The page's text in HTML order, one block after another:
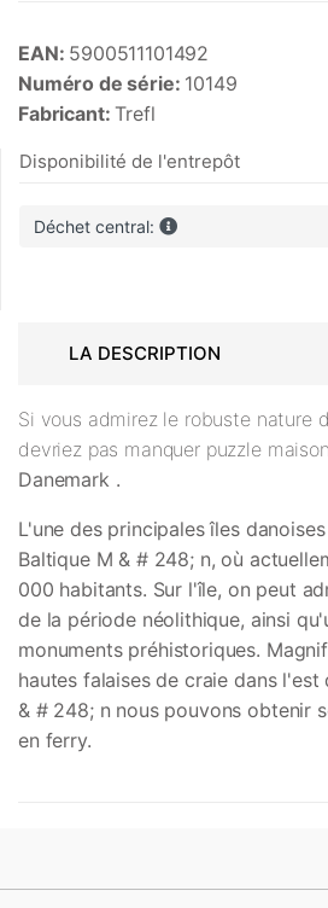
EAN: 5900511101492
Numéro de série: 10149
Fabricant: Trefl
Disponibilité de l'entrepôt
Déchet central:
LA DESCRIPTION
Si vous admirez le robuste nature
devriez pas manquer puzzle maison
Danemark .
L'une des principales îles
Baltique M & # 248; n, où
000 habitants. Sur l'île, on peut
de la période néolithique, ainsi
monuments préhistoriques.
hautes falaises de craie dans l'est
& # 248; n nous pouvons obtenir
en ferry.